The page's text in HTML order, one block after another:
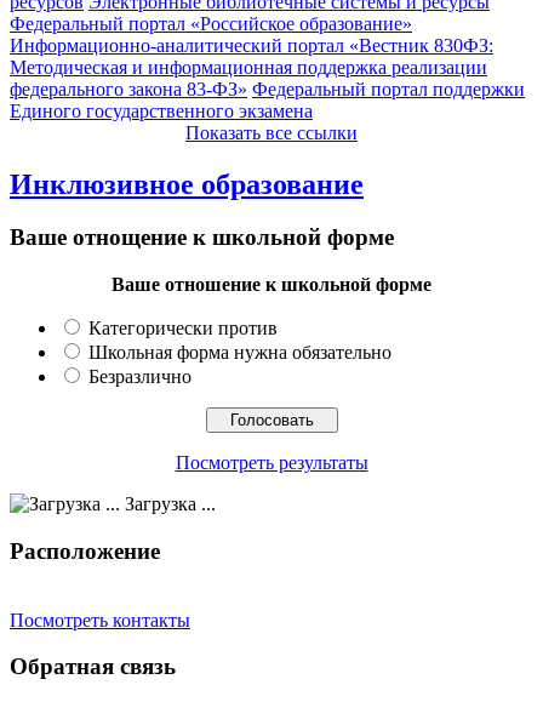
Федеральный портал «Российское образование»
Информационно-аналитический портал «Вестник 830ФЗ:
Методическая и информационная поддержка реализации
федерального закона 83-ФЗ» Федеральный портал поддержки
Единого государственного экзамена
Показать все ссылки
Инклюзивное образование
Ваше отнощение к школьной форме
Ваше отношение к школьной форме
Категорически против
Школьная форма нужна обязательно
Безразлично
Посмотреть результаты
Загрузка ...
Расположение
Посмотреть контакты
Обратная связь